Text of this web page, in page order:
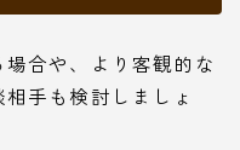
合や、より客観的な
手も検討しましょ